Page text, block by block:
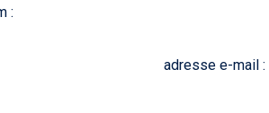
:
: adresse e-mail :